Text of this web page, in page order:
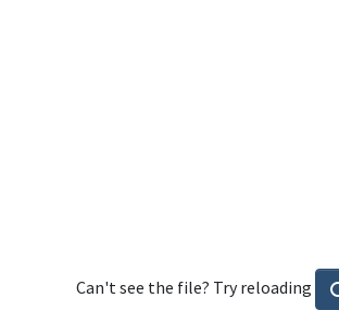
Can't see the file? Try reloading